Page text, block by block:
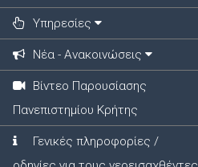
Υπηρεσίες
Νέα - Ανακοινώσεις
Βίντεο Παρουσίασης
Πανεπιστημίου Κρήτης
Γενικές πληροφορίες /